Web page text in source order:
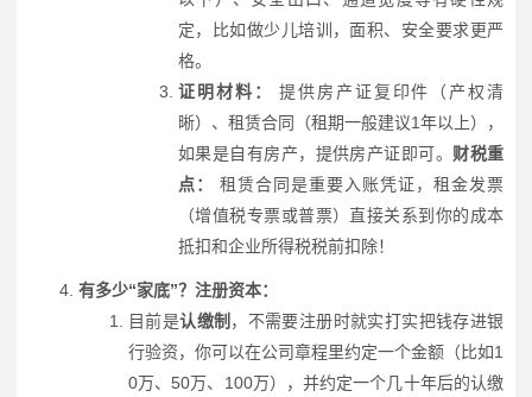
定，比如做少儿培训，面积、安全要求更严
格。
证明材料：
提供房产证复印件（产权清
晰）、租赁合同（租期一般建议1年以上），
如果是自有房产，提供房产证即可。 财税重
点：
租赁合同是重要入账凭证，租金发票
（增值税专票或普票）直接关系到你的成本
抵扣和企业所得税税前扣除！
有多少“家底”？注册资本：
目前是认缴制 ，不需要注册时就实打实把钱存进银
行验资，你可以在公司章程里约定一个金额（比如1
0万、50万、100万），并约定一个几十年后的认缴